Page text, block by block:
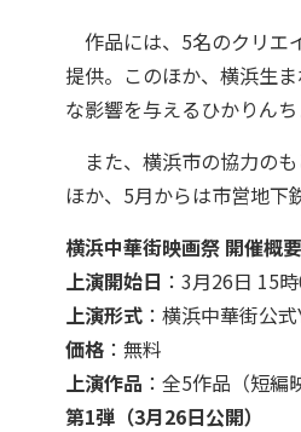
作品には、5名のクリエ
提供。このほか、横浜生
な影響を与えるひかりん
また、横浜市の協力の
ほか、5月からは市営地下
横浜中華街映画祭 開催概要
上演開始日 ：3月26日 15
上演形式：横浜中華街公
価格：無料
上演作品 ：全5作品（短編
第1弾（3月26日公開）